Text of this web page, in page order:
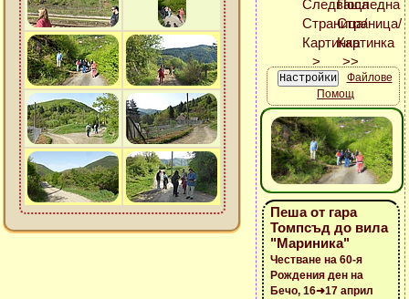
Файлове
Помощ
Пеша от гара
Томпсъд до вила
"Мариника"
Честване на 60-я
Рождения ден на
Бечо, 16➜17 април